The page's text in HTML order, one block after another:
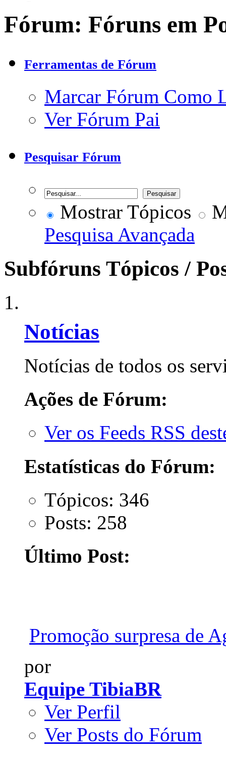
Fórum: Fóruns em
Ferramentas de Fórum
Marcar Fórum Como
Ver Fórum Pai
Pesquisar Fórum
Mostrar Tópicos
Pesquisa Avançada
Subfóruns Tópicos /
Notícias
Notícias de todos os
Ações de Fórum:
Ver os Feeds RSS
Estatísticas do Fórum:
Tópicos: 346
Posts: 258
Último Post:
Promoção surpresa de
por
Equipe TibiaBR
Ver Perfil
Ver Posts do Fórum